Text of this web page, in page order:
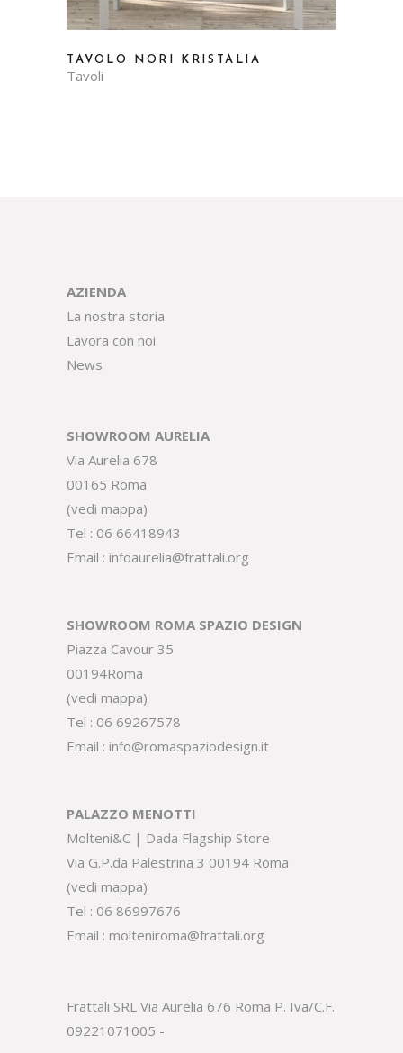
TAVOLO NORI KRISTALIA
Tavoli
AZIENDA
La nostra storia
Lavora con noi
News
SHOWROOM AURELIA
Via Aurelia 678
00165 Roma
(vedi mappa)
Tel : 06 66418943
Email : infoaurelia@frattali.org
SHOWROOM ROMA SPAZIO DESIGN
Piazza Cavour 35
00194Roma
(vedi mappa)
Tel : 06 69267578
Email : info@romaspaziodesign.it
PALAZZO MENOTTI
Molteni&C | Dada Flagship Store
Via G.P.da Palestrina 3 00194 Roma
(vedi mappa)
Tel : 06 86997676
Email : molteniroma@frattali.org
Frattali SRL Via Aurelia 676 Roma P. Iva/C.F.
09221071005 -